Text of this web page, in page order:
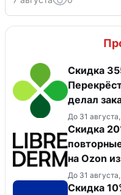
Скидка
делал
До 31
Скидка
на Ozon
До 31
Скидка